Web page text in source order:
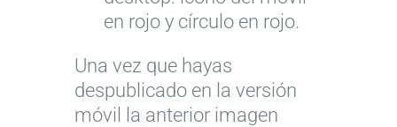
en rojo y círculo en rojo.
Una vez que hayas
despublicado en la versión
móvil la anterior imagen